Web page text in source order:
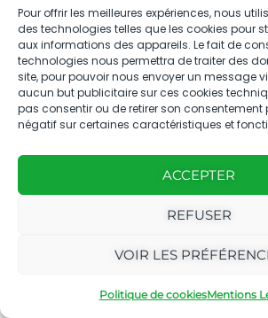
Pour offrir les meilleures expériences, nous
des technologies telles que les cookies pour
aux informations des appareils. Le fait de
technologies nous permettra de traiter des
site, pour pouvoir nous envoyer un message
aucun but publicitaire sur ces cookies
pas consentir ou de retirer son consentement
négatif sur certaines caractéristiques et
ACCEPTER
REFUSER
VOIR LES
Politique de cookiesMentions
Kit média
Kit média Bleu Tomate
Nous suivre
Ce magazine est édité par|